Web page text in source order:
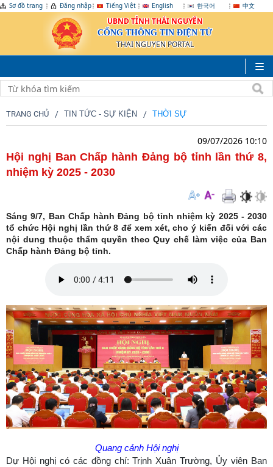
Sơ đồ trang Đăng nhập Tiếng Việt English 한국어 中文
UBND TỈNH THÁI NGUYÊN
CỔNG THÔNG TIN ĐIỆN TỬ
THAI NGUYEN PORTAL
TRANG CHỦ TIN TỨC - SỰ KIỆN THỜI SỰ
09/07/2026 10:10
Hội nghị Ban Chấp hành Đảng bộ tỉnh lần thứ 8,
nhiệm kỳ 2025 - 2030
Sáng 9/7, Ban Chấp hành Đảng bộ tỉnh nhiệm kỳ 2025 - 2030
tổ chức Hội nghị lần thứ 8 để xem xét, cho ý kiến đối với các
nội dung thuộc thẩm quyền theo Quy chế làm việc của Ban
Chấp hành Đảng bộ tỉnh.
Quang cảnh Hội nghị
Dự Hội nghị có các đồng chí: Trịnh Xuân Trường, Ủy viên Ban